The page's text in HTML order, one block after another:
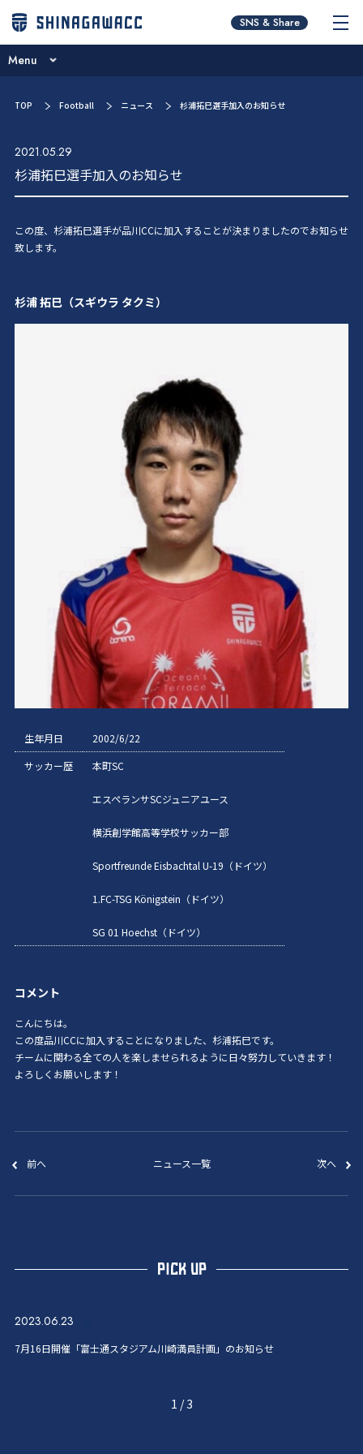
チームコンセプト
ブログ
ニュース
試合日程･結果
選手／スタッフ紹介
お問い合わせ
SNS & Share
Menu
試合日程･結果
選手／スタッフ紹介
TOP Football ニュース 杉浦拓巳選手加入のお知らせ
2021.05.29
杉浦拓巳選手加入のお知らせ
この度、杉浦拓巳選手が品川CCに加入することが決まりましたのでお知らせ
致します。
杉浦 拓巳（スギウラ タクミ）
生年月日
2002/6/22
サッカー歴
本町SC
エスペランサSCジュニアユース
横浜創学館高等学校サッカー部
Sportfreunde Eisbachtal U-19（ドイツ）
1.FC-TSG Königstein（ドイツ）
SG 01 Hoechst（ドイツ）
コメント
こんにちは。
この度品川CCに加入することになりました、杉浦拓巳です。
チームに関わる全ての人を楽しませられるように日々努力していきます！
よろしくお願いします！
前へ ニュース一覧 次へ
PICK UP
2023.06.23
7月16日開催「富士通スタジアム川崎満員計画」のお知らせ
1 /3